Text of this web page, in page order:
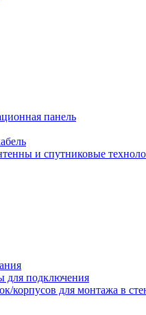
панель
и спутниковые
для подключения
корпусов для монтажа в